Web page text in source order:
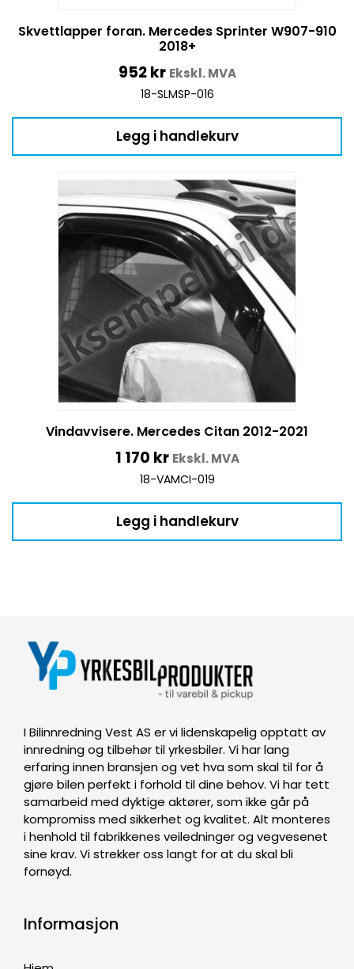
Skvettlapper foran. Mercedes Sprinter W907-910
2018+
952kr Ekskl. MVA
18-SLMSP-016
Legg i handlekurv
Vindavvisere. Mercedes Citan 2012-2021
1 170 kr Ekskl. MVA
18-VAMCI-019
Legg i handlekurv
I Bilinnredning Vest AS er vi lidenskapelig opptatt av
innredning og tilbehør til yrkesbiler. Vi har lang
erfaring innen bransjen og vet hva som skal til for å
gjøre bilen perfekt i forhold til dine behov. Vi har tett
samarbeid med dyktige aktører, som ikke går på
kompromiss med sikkerhet og kvalitet. Alt monteres
i henhold til fabrikkenes veiledninger og vegvesenet
sine krav. Vi strekker oss langt for at du skal bli
fornøyd.
Informasjon